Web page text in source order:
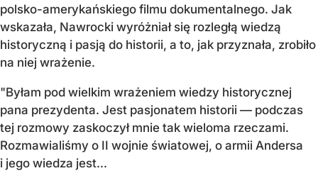
polsko-amerykańskiego filmu dokumentalnego. Jak
wskazała, Nawrocki wyróżniał się rozległą wiedzą
historyczną i pasją do historii, a to, jak przyznała, zrobiło
na niej wrażenie.
"Byłam pod wielkim wrażeniem wiedzy historycznej
pana prezydenta. Jest pasjonatem historii — podczas
tej rozmowy zaskoczył mnie tak wieloma rzeczami.
Rozmawialiśmy o II wojnie światowej, o armii Andersa
i jego wiedza jest...